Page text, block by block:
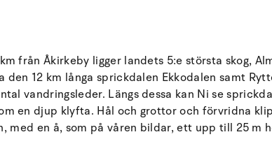
från Åkirkeby ligger landets 5:e största skog,
12 km långa sprickdalen Ekkodalen samt
vandringsleder. Längs dessa kan Ni se
en djup klyfta. Hål och grottor och förvridna
med en å, som på våren bildar, ett upp till 25